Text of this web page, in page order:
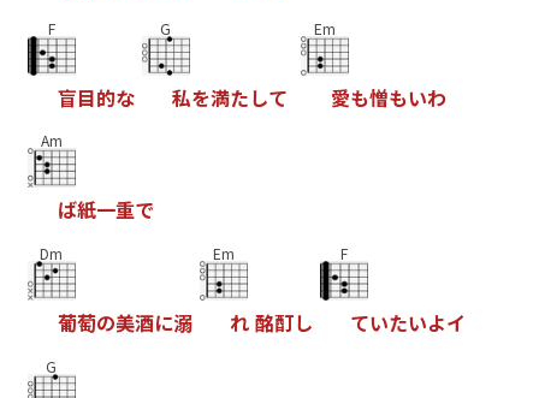
F
盲目的な
G
私を満たして
Em
愛も憎もいわ
Am
ば紙一重で
Dm
葡萄の美酒に溺
Em
れ 酩酊し
F
ていたいよイ
G